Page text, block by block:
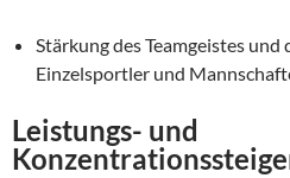
Stärkung des Teamgeistes
Einzelsportler und
Leistungs- und